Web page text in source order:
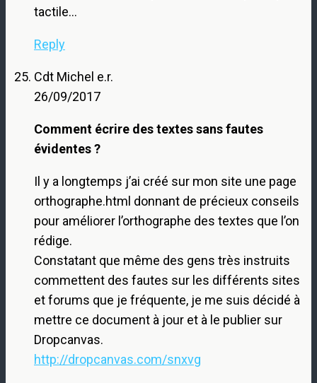
tactile…
Reply
Cdt Michel e.r.
26/09/2017
Comment écrire des textes sans fautes
évidentes ?
Il y a longtemps j’ai créé sur mon site une page
orthographe.html donnant de précieux conseils
pour améliorer l’orthographe des textes que l’on
rédige.
Constatant que même des gens très instruits
commettent des fautes sur les différents sites
et forums que je fréquente, je me suis décidé à
mettre ce document à jour et à le publier sur
Dropcanvas.
http://dropcanvas.com/snxvg